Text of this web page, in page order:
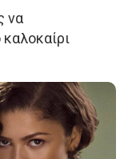
να